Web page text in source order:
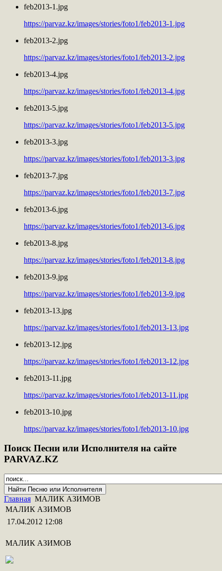
feb2013-1.jpg
https://parvaz.kz/images/stories/foto1/feb2013-1.jpg
feb2013-2.jpg
https://parvaz.kz/images/stories/foto1/feb2013-2.jpg
feb2013-4.jpg
https://parvaz.kz/images/stories/foto1/feb2013-4.jpg
feb2013-5.jpg
https://parvaz.kz/images/stories/foto1/feb2013-5.jpg
feb2013-3.jpg
https://parvaz.kz/images/stories/foto1/feb2013-3.jpg
feb2013-7.jpg
https://parvaz.kz/images/stories/foto1/feb2013-7.jpg
feb2013-6.jpg
https://parvaz.kz/images/stories/foto1/feb2013-6.jpg
feb2013-8.jpg
https://parvaz.kz/images/stories/foto1/feb2013-8.jpg
feb2013-9.jpg
https://parvaz.kz/images/stories/foto1/feb2013-9.jpg
feb2013-13.jpg
https://parvaz.kz/images/stories/foto1/feb2013-13.jpg
feb2013-12.jpg
https://parvaz.kz/images/stories/foto1/feb2013-12.jpg
feb2013-11.jpg
https://parvaz.kz/images/stories/foto1/feb2013-11.jpg
feb2013-10.jpg
https://parvaz.kz/images/stories/foto1/feb2013-10.jpg
Поиск Песни или Исполнителя на сайте
PARVAZ.KZ
Главная МАЛИК АЗИМОВ
МАЛИК АЗИМОВ
17.04.2012 12:08
МАЛИК АЗИМОВ